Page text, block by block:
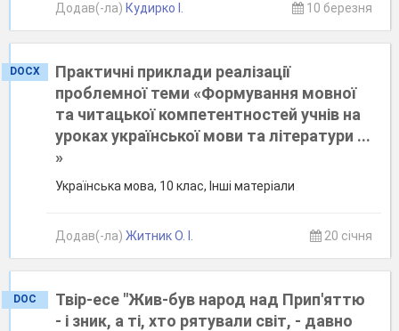
Додав(-ла) Кудирко І. 10 березня
DOCX
Практичні приклади реалізації
проблемної теми «Формування мовної
та читацької компетентностей учнів на
уроках української мови та літератури ...
»
Українська мова, 10 клас, Інші матеріали
Додав(-ла) Житник О. І. 20 січня
DOC
Твір-есе "Жив-був народ над Прип'яттю
- і зник, а ті, хто рятували світ, - давно